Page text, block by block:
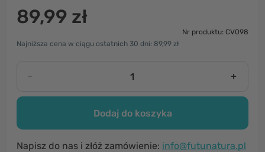
89,99 zł
Nr produktu: CV098
Najniższa cena w ciągu ostatnich 30 dni: 89,99 zł
- +
Dodaj do koszyka
Napisz do nas i złóż zamówienie: info@futunatura.pl